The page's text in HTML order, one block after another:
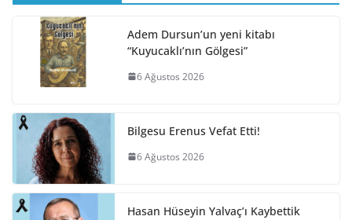
Adem Dursun’un yeni kitabı
“Kuyucaklı’nın Gölgesi”
6 Ağustos 2026
Bilgesu Erenus Vefat Etti!
6 Ağustos 2026
Hasan Hüseyin Yalvaç’ı Kaybettik